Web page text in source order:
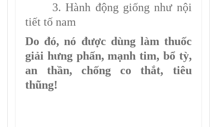
3. Hành động giống như nội
tiết tố nam
Do đó, nó được dùng làm thuốc
giải hưng phấn, mạnh tim, bổ tỳ,
an thần, chống co thắt, tiêu
thũng!